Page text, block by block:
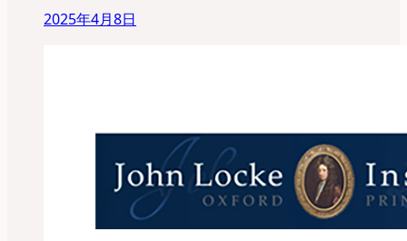
2025年4月8日